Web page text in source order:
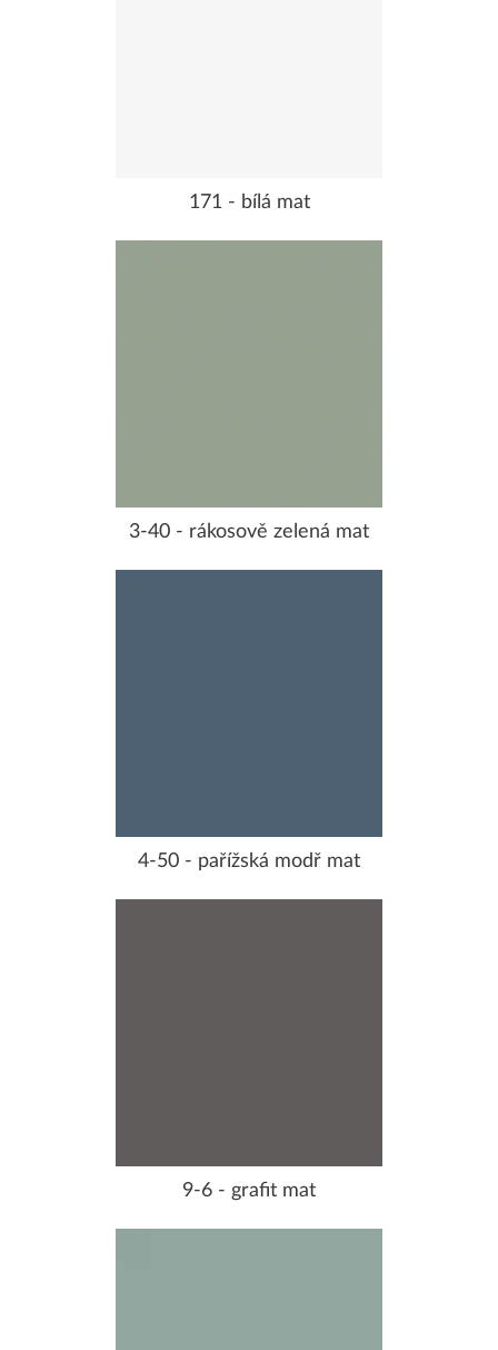
171 - bílá mat
3-40 - rákosově zelená mat
4-50 - pařížská modř mat
9-6 - grafit mat